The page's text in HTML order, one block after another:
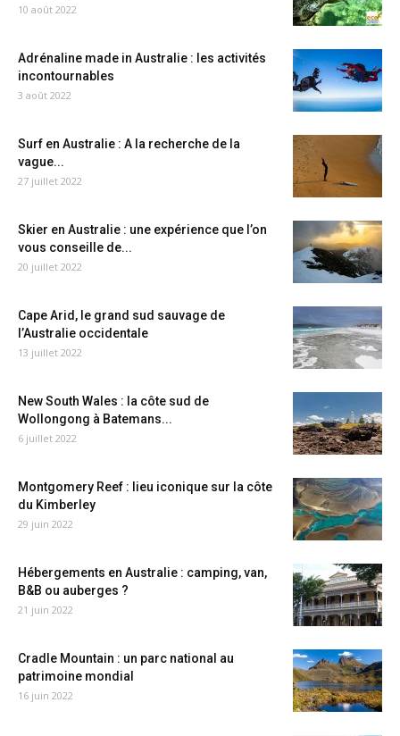
10 août 2022
Adrénaline made in Australie : les activités
incontournables
3 août 2022
Surf en Australie : A la recherche de la
vague...
27 juillet 2022
Skier en Australie : une expérience que l’on
vous conseille de...
20 juillet 2022
Cape Arid, le grand sud sauvage de
l’Australie occidentale
13 juillet 2022
New South Wales : la côte sud de
Wollongong à Batemans...
6 juillet 2022
Montgomery Reef : lieu iconique sur la côte
du Kimberley
29 juin 2022
Hébergements en Australie : camping, van,
B&B ou auberges ?
21 juin 2022
Cradle Mountain : un parc national au
patrimoine mondial
16 juin 2022